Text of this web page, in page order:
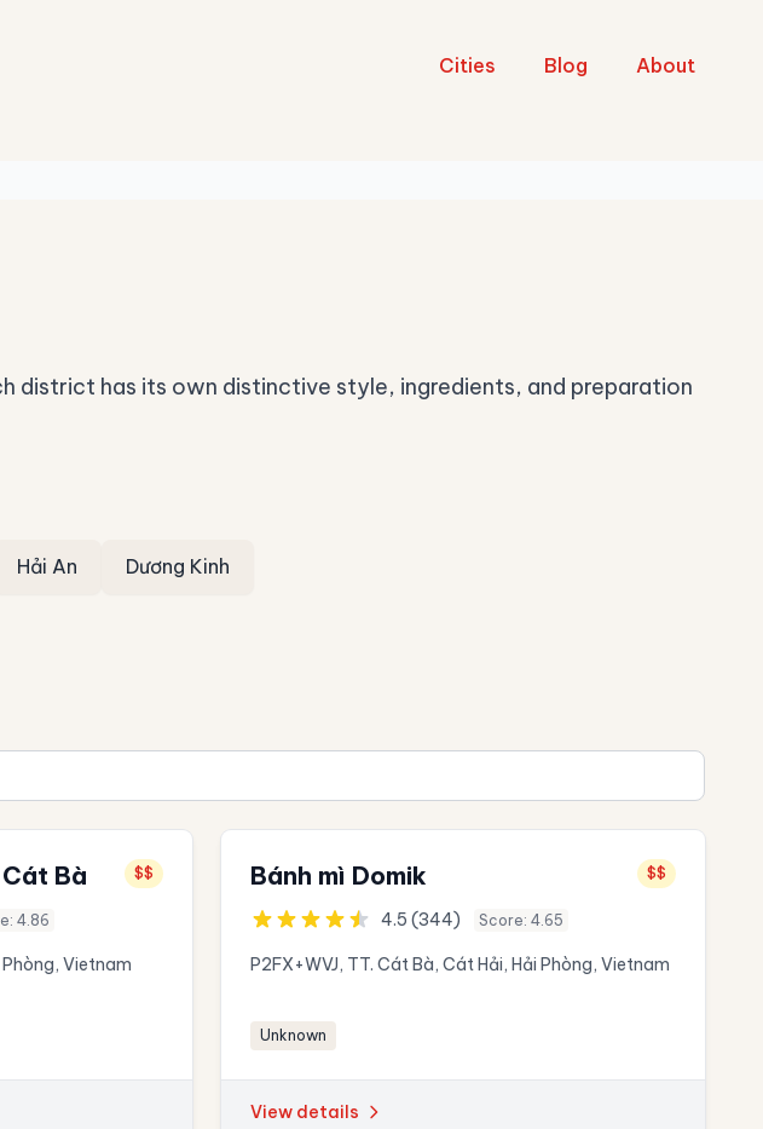
Cities Blog About
district has its own distinctive style, ingredients, and preparation
Hải An Dương Kinh
Bà $$
4.86
Vietnam
Bánh mì Domik $$
4.5 (344) Score: 4.65
P2FX+WVJ, TT. Cát Bà, Cát Hải, Hải Phòng, Vietnam
Unknown
View details